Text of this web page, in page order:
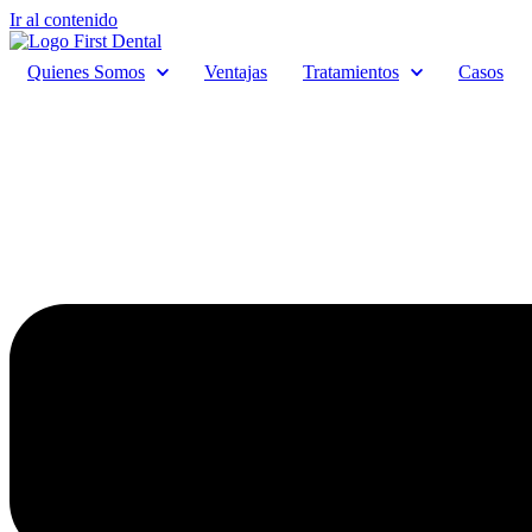
Ir al contenido
Quienes Somos Ventajas Tratamientos Casos